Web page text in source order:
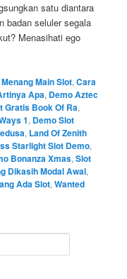
satu diantara
badan seluler segala
Menasihati ego
Main Slot,Cara
Apa, Demo Aztec
Gratis Book Of Ra,
1, Demo Slot
, Land Of Zenith
Starlight Slot Demo,
Bonanza Xmas,Slot
Dikasih Modal Awal,
Ada Slot,Wanted